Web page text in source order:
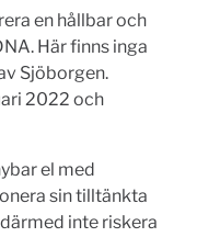
en hållbar och
Här finns inga
Sjöborgen.
2022 och
el med
sin tilltänkta
inte riskera